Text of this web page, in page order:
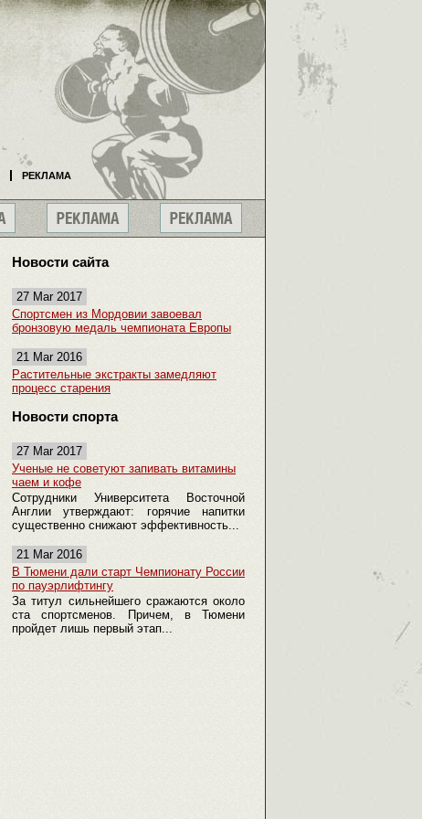
Новости сайта
27 Mar 2017
Спортсмен из Мордовии завоевал
бронзовую медаль чемпионата Европы
21 Mar 2016
Растительные экстракты замедляют
процесс старения
Новости спорта
27 Mar 2017
Ученые не советуют запивать витамины
чаем и кофе
Сотрудники Университета Восточной
Англии утверждают: горячие напитки
существенно снижают эффективность...
21 Mar 2016
В Тюмени дали старт Чемпионату России
по пауэрлифтингу
За титул сильнейшего сражаются около
ста спортсменов. Причем, в Тюмени
пройдет лишь первый этап...
РЕКЛАМА